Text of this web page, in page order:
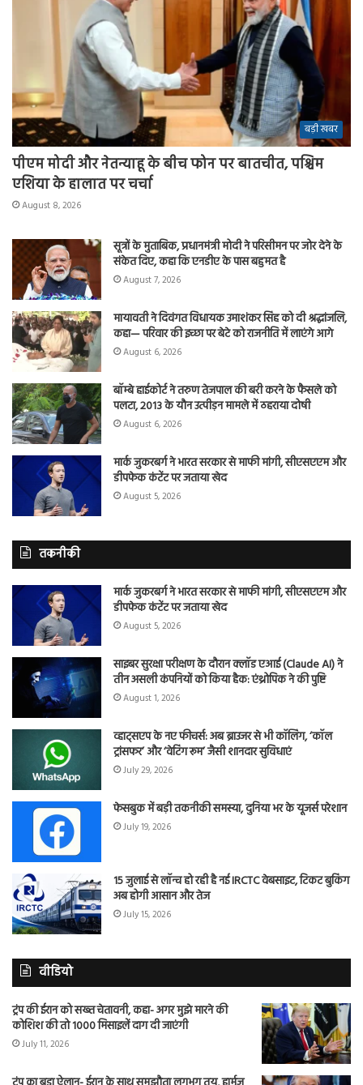
बड़ी खबर
पीएम मोदी और नेतन्याहू के बीच फोन पर बातचीत, पश्चिम
एशिया के हालात पर चर्चा
August 8, 2026
सूत्रों के मुताबिक, प्रधानमंत्री मोदी ने परिसीमन पर जोर देने के
संकेत दिए, कहा कि एनडीए के पास बहुमत है
August 7, 2026
मायावती ने दिवंगत विधायक उमाशंकर सिंह को दी श्रद्धांजलि,
कहा— परिवार की इच्छा पर बेटे को राजनीति में लाएंगे आगे
August 6, 2026
बॉम्बे हाईकोर्ट ने तरुण तेजपाल की बरी करने के फैसले को
पलटा, 2013 के यौन उत्पीड़न मामले में ठहराया दोषी
August 6, 2026
मार्क जुकरबर्ग ने भारत सरकार से माफी मांगी, सीएसएएम और
डीपफेक कंटेंट पर जताया खेद
August 5, 2026
तकनीकी
मार्क जुकरबर्ग ने भारत सरकार से माफी मांगी, सीएसएएम और
डीपफेक कंटेंट पर जताया खेद
August 5, 2026
साइबर सुरक्षा परीक्षण के दौरान क्लॉड एआई (Claude AI) ने
तीन असली कंपनियों को किया हैक: एंथ्रोपिक ने की पुष्टि
August 1, 2026
व्हाट्सएप के नए फीचर्स: अब ब्राउजर से भी कॉलिंग, ‘कॉल
ट्रांसफर’ और ‘वेटिंग रूम’ जैसी शानदार सुविधाएं
July 29, 2026
फेसबुक में बड़ी तकनीकी समस्या, दुनिया भर के यूजर्स परेशान
July 19, 2026
15 जुलाई से लॉन्च हो रही है नई IRCTC वेबसाइट, टिकट बुकिंग
अब होगी आसान और तेज
July 15, 2026
वीडियो
ट्रंप की ईरान को सख्त चेतावनी, कहा- अगर मुझे मारने की
कोशिश की तो 1000 मिसाइलें दाग दी जाएंगी
July 11, 2026